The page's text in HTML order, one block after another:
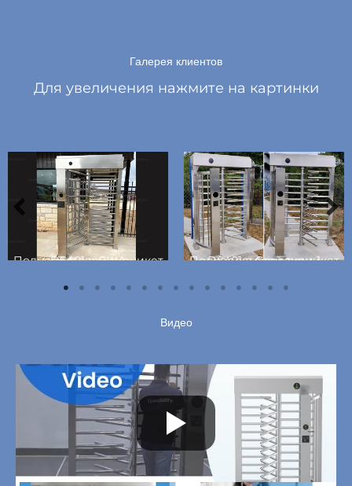
Галерея клиентов
Для увеличения нажмите на картинки
Полноростовой турникет DS401 в США Полноростовой турникет DS401 в Словакии-1
Видео